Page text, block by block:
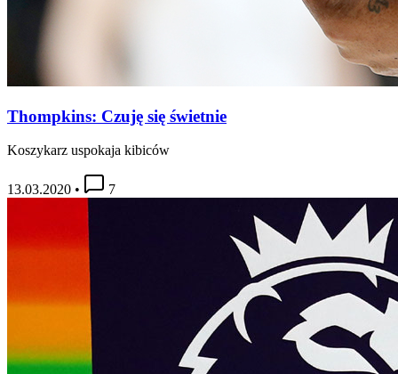
Thompkins: Czuję się świetnie
Koszykarz uspokaja kibiców
13.03.2020 • 7